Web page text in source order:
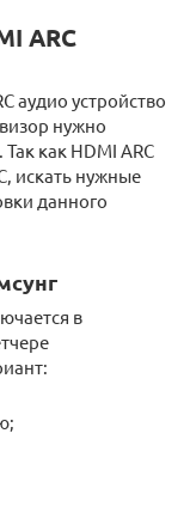
ARC
аудио устройство
нужно
как HDMI ARC
искать нужные
данного
в